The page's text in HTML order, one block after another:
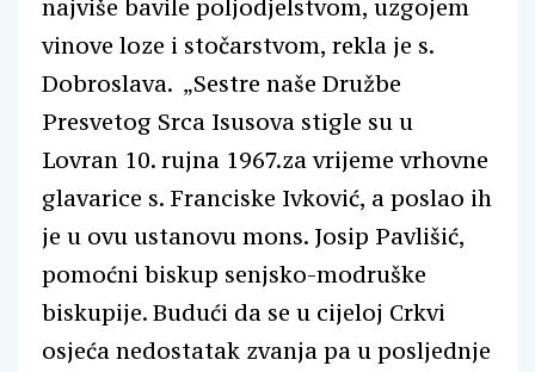
najviše bavile poljodjelstvom, uzgojem
vinove loze i stočarstvom, rekla je s.
Dobroslava. „Sestre naše Družbe
Presvetog Srca Isusova stigle su u
Lovran 10. rujna 1967.za vrijeme vrhovne
glavarice s. Franciske Ivković, a poslao ih
je u ovu ustanovu mons. Josip Pavlišić,
pomoćni biskup senjsko-modruške
biskupije. Budući da se u cijeloj Crkvi
osjeća nedostatak zvanja pa u posljednje